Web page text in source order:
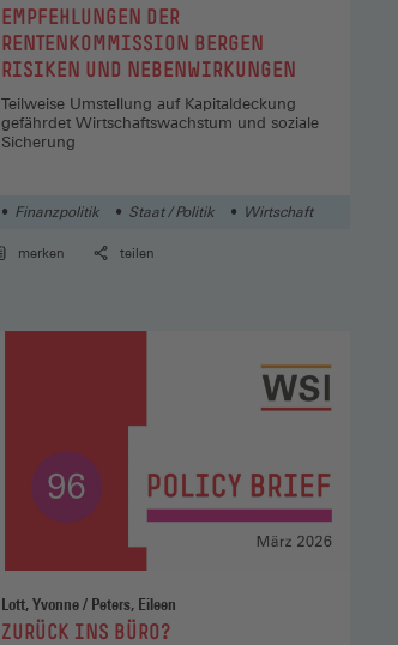
:EMPFEHLUNGEN DER
RENTENKOMMISSION BERGEN
RISIKEN UND NEBENWIRKUNGEN
Teilweise Umstellung auf Kapitaldeckung
gefährdet Wirtschaftswachstum und soziale
Sicherung
Finanzpolitik Staat / Politik Wirtschaft
merken teilen
Lott, Yvonne / Peters, Eileen
:ZURÜCK INS BÜRO?